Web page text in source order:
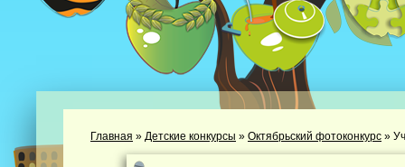
Главная » Детские конкурсы » Октябрьский фотоконкурс »